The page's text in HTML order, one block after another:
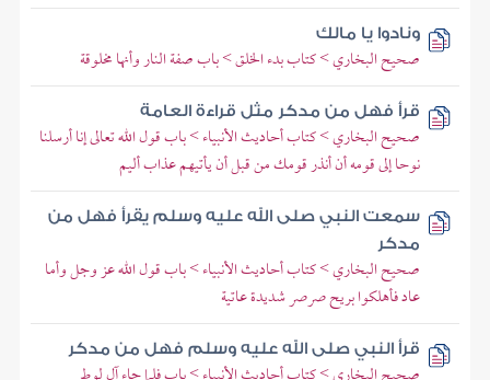
ونادوا يا مالك
صحيح البخاري > كتاب بدء الخلق > باب صفة النار وأنها مخلوقة
قرأ فهل من مدكر مثل قراءة العامة
صحيح البخاري > كتاب أحاديث الأنبياء > باب قول الله تعالى إنا أرسلنا
نوحا إلى قومه أن أنذر قومك من قبل أن يأتيهم عذاب أليم
سمعت النبي صلى الله عليه وسلم يقرأ فهل من
مدكر
صحيح البخاري > كتاب أحاديث الأنبياء > باب قول الله عز وجل وأما
عاد فأهلكوا بريح صرصر شديدة عاتية
قرأ النبي صلى الله عليه وسلم فهل من مدكر